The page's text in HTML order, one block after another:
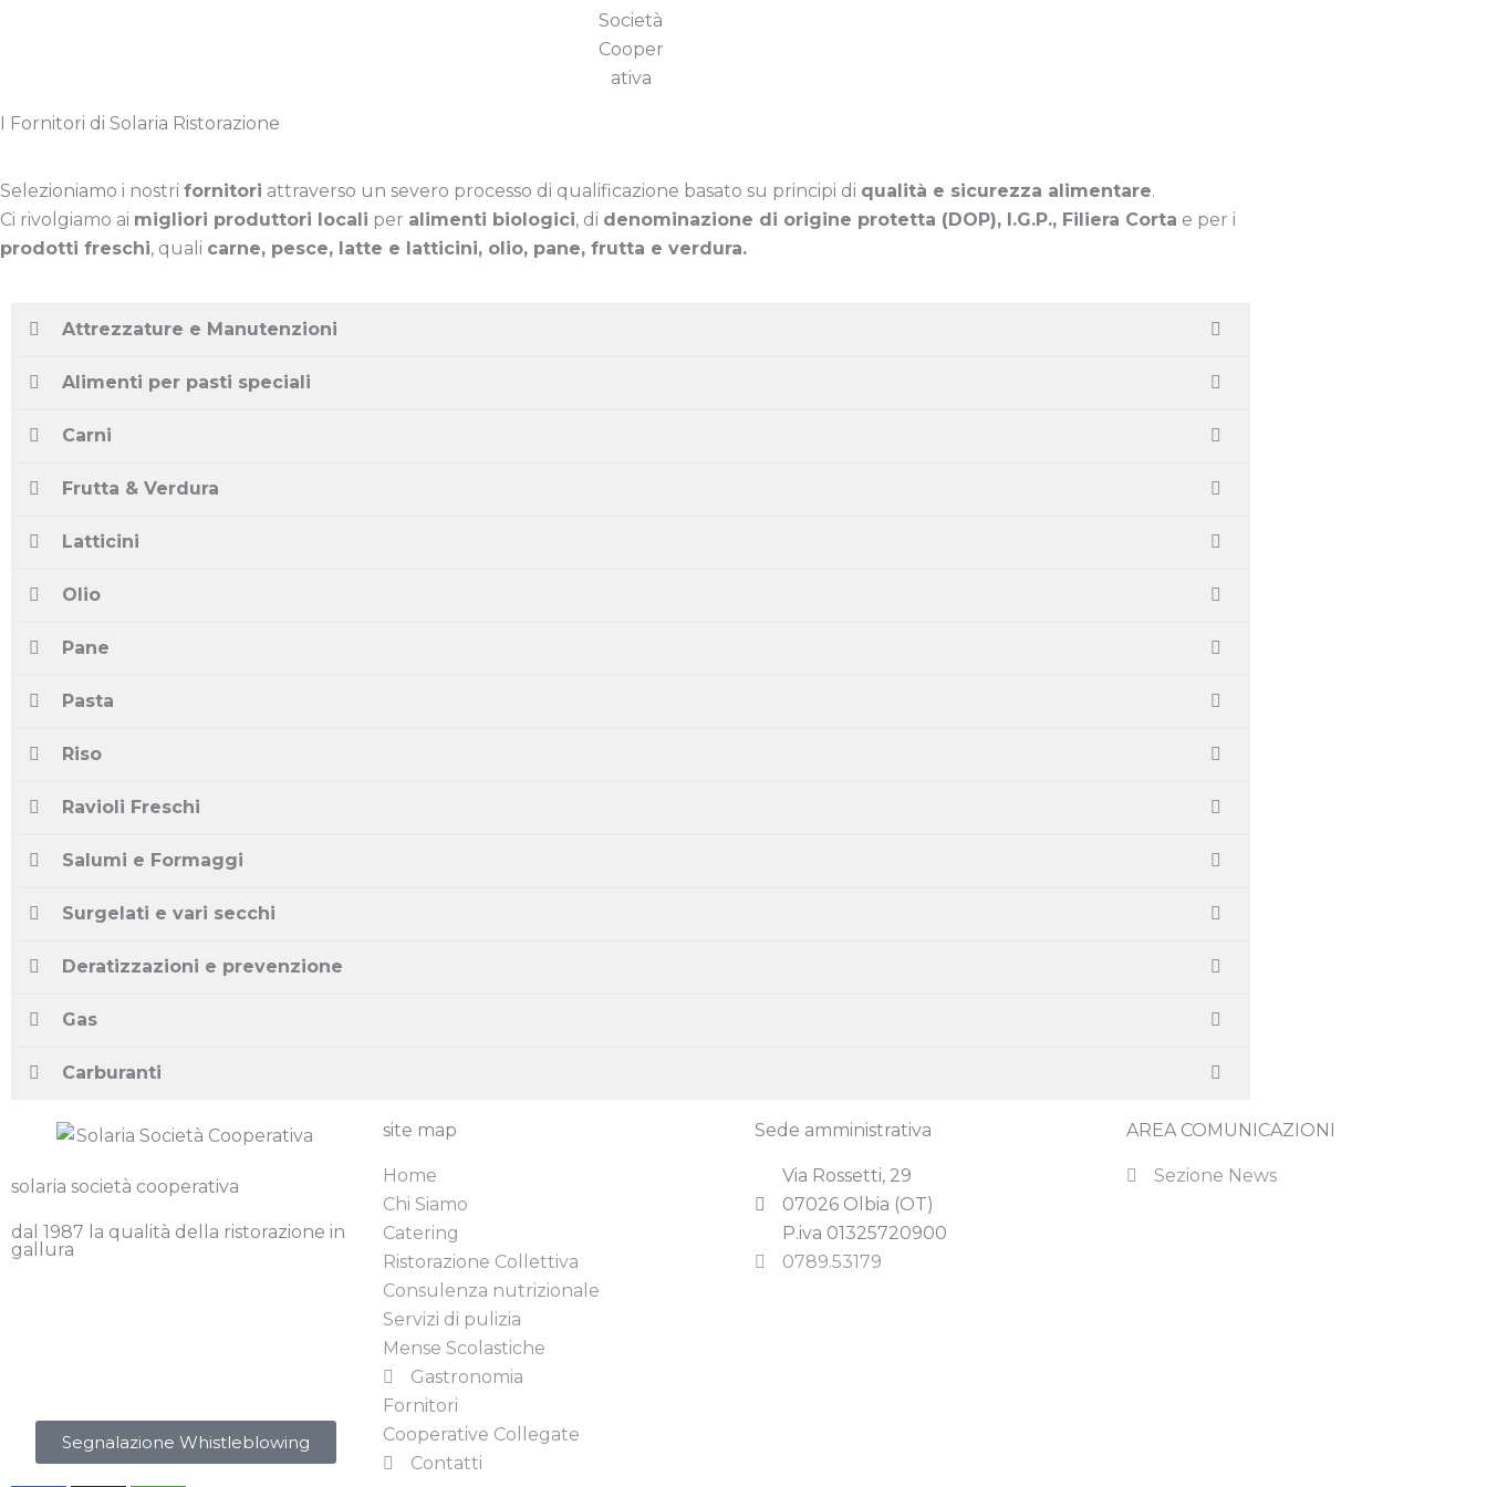
I Fornitori di Solaria Ristorazione
Selezioniamo i nostri fornitori attraverso un severo processo di qualificazione basato su principi di qualità e sicurezza alimentare.
Ci rivolgiamo ai migliori produttori locali per alimenti biologici, di denominazione di origine protetta (DOP), I.G.P., Filiera Corta e per i
prodotti freschi, quali carne, pesce, latte e latticini, olio, pane, frutta e verdura.
Attrezzature e Manutenzioni
Alimenti per pasti speciali
Carni
Frutta & Verdura
Latticini
Olio
Pane
Pasta
Riso
Ravioli Freschi
Salumi e Formaggi
Surgelati e vari secchi
Deratizzazioni e prevenzione
Gas
Carburanti
solaria società cooperativa
dal 1987 la qualità della ristorazione in
gallura
Segnalazione Whistleblowing
site map
Home
Chi Siamo
Catering
Ristorazione Collettiva
Consulenza nutrizionale
Servizi di pulizia
Mense Scolastiche
Gastronomia
Fornitori
Cooperative Collegate
Contatti
Sede amministrativa
Via Rossetti, 29
07026 Olbia (OT)
P.iva 01325720900
0789.53179
AREA COMUNICAZIONI
Sezione News